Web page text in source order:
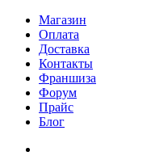
Магазин
Оплата
Доставка
Контакты
Франшиза
Форум
Прайс
Блог